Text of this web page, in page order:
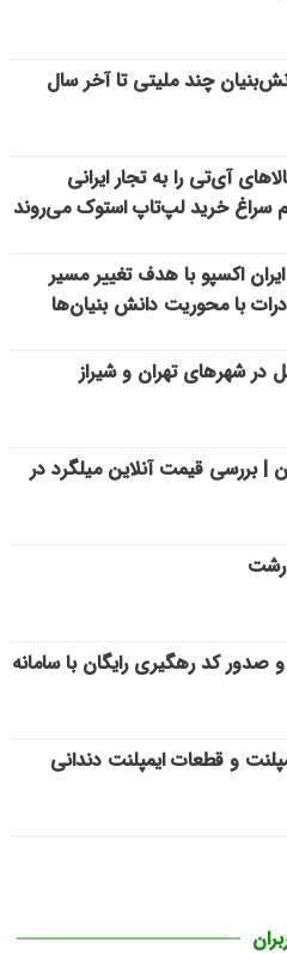
چند ملیتی تا آخر سال
آی‌تی را به تجار ایرانی
سراغ خرید لپ‌تاپ استوک می‌روند
اکسپو با هدف تغییر مسیر
با محوریت دانش بنیان‌ها
در شهرهای تهران و شیراز
| بررسی قیمت آنلاین میلگرد در
رشت
صدور کد رهگیری رایگان با سامانه
و قطعات ایمپلنت دندانی